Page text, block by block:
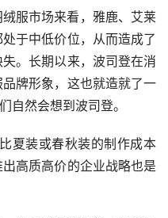
服市场来看，雅鹿、艾莱
于中低价位，从而造成了
。长期以来，波司登在消
牌形象，这也就造就了一
自然会想到波司登。
夏装或春秋装的制作成本
高质高价的企业战略也是